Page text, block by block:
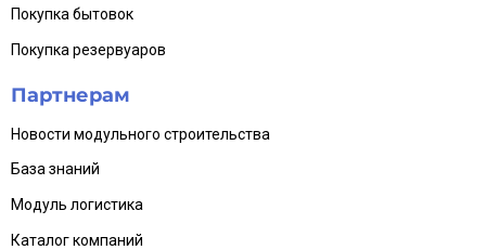
Покупка бытовок
Покупка резервуаров
Партнерам
Новости модульного строительства
База знаний
Модуль логистика
Каталог компаний